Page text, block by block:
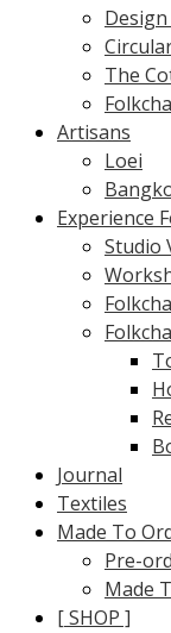
The
Artisans
Loei
Experience
Studio
Journal
Textiles
Made To
Pre-
Made
[ SHOP ]